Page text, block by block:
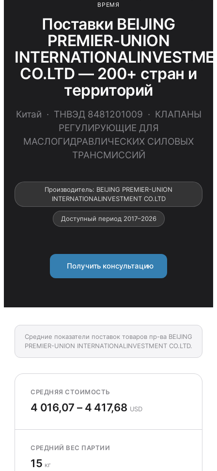
ВРЕМЯ
Поставки BEIJING
PREMIER-UNION
CO.LTD — 200+ стран и
территорий
Китай · ТНВЭД 8481201009 · КЛАПАНЫ
РЕГУЛИРУЮЩИЕ ДЛЯ
МАСЛОГИДРАВЛИЧЕСКИХ СИЛОВЫХ
ТРАНСМИССИЙ
Производитель: BEIJING PREMIER-UNION
INTERNATIONALINVESTMENT CO.LTD
Доступный период 2017–2026
Получить консультацию
Средние показатели поставок товаров пр-ва BEIJING
PREMIER-UNION INTERNATIONALINVESTMENT CO.LTD.
СРЕДНЯЯ СТОИМОСТЬ
4 016,07 – 4 417,68 USD
СРЕДНИЙ ВЕС ПАРТИИ
15 кг